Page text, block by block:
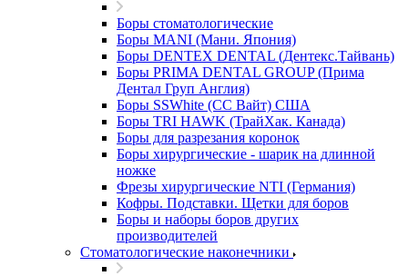
Боры стоматологические
Боры MANI (Мани. Япония)
Боры DENTEX DENTAL (Дентекс.Тайвань)
Боры PRIMA DENTAL GROUP (Прима
Дентал Груп Англия)
Боры SSWhite (СС Вайт) США
Боры TRI HAWK (ТрайХак. Канада)
Боры для разрезания коронок
Боры хирургические - шарик на длинной
ножке
Фрезы хирургические NTI (Германия)
Кофры. Подставки. Щетки для боров
Боры и наборы боров других
производителей
Стоматологические наконечники